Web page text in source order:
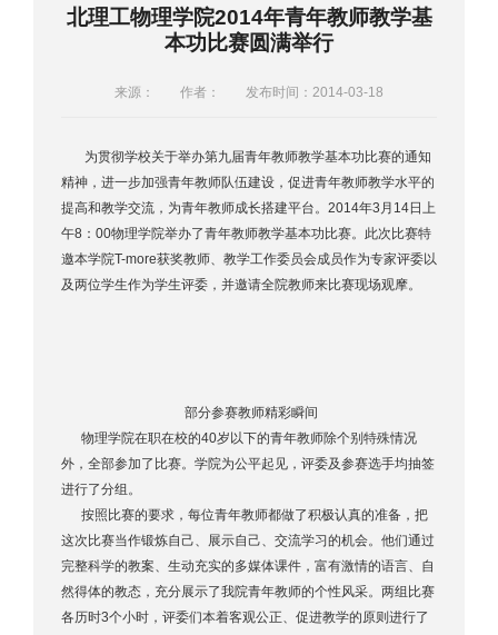
北理工物理学院2014年青年教师教学基
本功比赛圆满举行
来源： 作者： 发布时间：2014-03-18
为贯彻学校关于举办第九届青年教师教学基本功比赛的通知
精神，进一步加强青年教师队伍建设，促进青年教师教学水平的
提高和教学交流，为青年教师成长搭建平台。2014年3月14日上
午8：00物理学院举办了青年教师教学基本功比赛。此次比赛特
邀本学院T-more获奖教师、教学工作委员会成员作为专家评委以
及两位学生作为学生评委，并邀请全院教师来比赛现场观摩。
部分参赛教师精彩瞬间
物理学院在职在校的40岁以下的青年教师除个别特殊情况
外，全部参加了比赛。学院为公平起见，评委及参赛选手均抽签
进行了分组。
按照比赛的要求，每位青年教师都做了积极认真的准备，把
这次比赛当作锻炼自己、展示自己、交流学习的机会。他们通过
完整科学的教案、生动充实的多媒体课件，富有激情的语言、自
然得体的教态，充分展示了我院青年教师的个性风采。两组比赛
各历时3个小时，评委们本着客观公正、促进教学的原则进行了